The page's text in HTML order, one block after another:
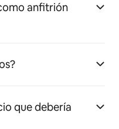
anfitrión
que debería